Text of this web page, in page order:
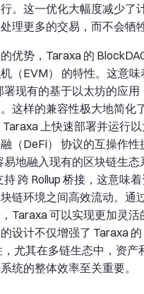
。这一优化大幅度减少了
理更多的交易，而不会牺
优势，Taraxa 的
（EVM） 的特性。这意
署现有的基于以太坊的应
这样的兼容性极大地简化
Taraxa 上快速部署并运行
（DeFi） 协议的互操作性
易地融入现有的区块链生态
持 跨 Rollup 桥接，这意味
链环境之间高效流动。通
Taraxa 可以实现更加灵
设计不仅增强了 Taraxa
，尤其在多链生态中，资产
统的整体效率至关重要。